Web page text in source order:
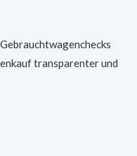
transparenter und